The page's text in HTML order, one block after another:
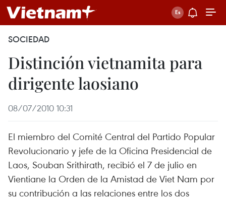
SOCIEDAD
Distinción vietnamita para
dirigente laosiano
08/07/2010 10:31
El miembro del Comité Central del Partido Popular
Revolucionario y jefe de la Oficina Presidencial de
Laos, Souban Srithirath, recibió el 7 de julio en
Vientiane la Orden de la Amistad de Viet Nam por
su contribución a las relaciones entre los dos